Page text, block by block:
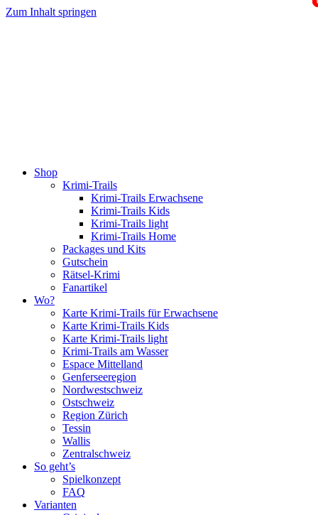
Zum Inhalt springen
Shop
Krimi-Trails
Krimi-Trails Erwachsene
Krimi-Trails Kids
Krimi-Trails light
Krimi-Trails Home
Packages und Kits
Gutschein
Rätsel-Krimi
Fanartikel
Wo?
Karte Krimi-Trails für Erwachsene
Karte Krimi-Trails Kids
Karte Krimi-Trails light
Krimi-Trails am Wasser
Espace Mittelland
Genferseeregion
Nordwestschweiz
Ostschweiz
Region Zürich
Tessin
Wallis
Zentralschweiz
So geht’s
Spielkonzept
FAQ
Varianten